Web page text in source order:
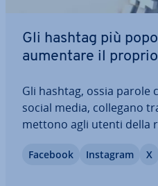
Gli hashtag più
aumentare il
Gli hashtag, ossia parole
social media, collegano
met­to­no agli utenti della
temi. Gli hashtag sono
Facebook Instagram X